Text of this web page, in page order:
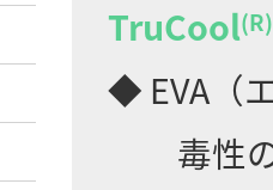
TruCool(R)
◆ EVA（
毒性の